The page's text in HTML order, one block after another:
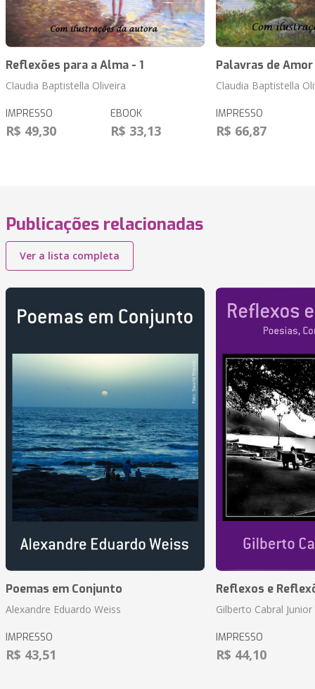
Reflexões para a Alma - 1
Claudia Baptistella Oliveira
IMPRESSO
R$ 49,30
EBOOK
R$ 33,13
Palavras de Amor
Claudia Baptistella
IMPRESSO
R$ 66,87
Publicações relacionadas
Ver a lista completa
Poemas em Conjunto
Alexandre Eduardo Weiss
IMPRESSO
R$ 43,51
Reflexos e
Gilberto Cabral Junior
IMPRESSO
R$ 44,10